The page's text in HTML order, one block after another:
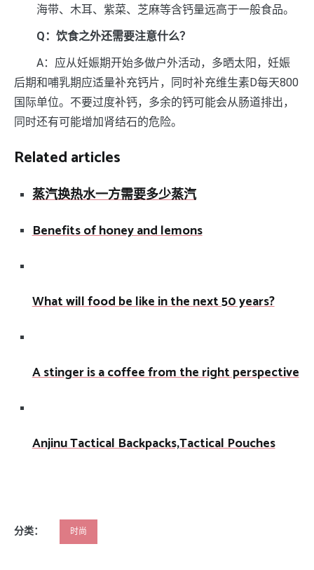
海带、木耳、紫菜、芝麻等含钙量远高于一般食品。
Q：饮食之外还需要注意什么？
A：应从妊娠期开始多做户外活动，多晒太阳，妊娠
后期和哺乳期应适量补充钙片，同时补充维生素D每天800
国际单位。不要过度补钙，多余的钙可能会从肠道排出，
同时还有可能增加肾结石的危险。
Related articles
蒸汽换热水一方需要多少蒸汽
Benefits of honey and lemons
What will food be like in the next 50 years?
A stinger is a coffee from the right perspective
Anjinu Tactical Backpacks,Tactical Pouches
分类： 时尚